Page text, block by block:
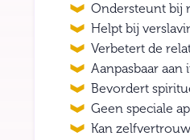
Ondersteunt bij
Helpt bij
Verbetert de
Aanpasbaar
Bevordert
Geen speciale
Kan